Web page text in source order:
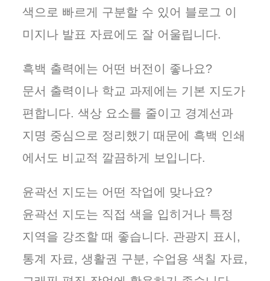
색으로 빠르게 구분할 수 있어 블로그 이
미지나 발표 자료에도 잘 어울립니다.
흑백 출력에는 어떤 버전이 좋나요?
문서 출력이나 학교 과제에는 기본 지도가
편합니다. 색상 요소를 줄이고 경계선과
지명 중심으로 정리했기 때문에 흑백 인쇄
에서도 비교적 깔끔하게 보입니다.
윤곽선 지도는 어떤 작업에 맞나요?
윤곽선 지도는 직접 색을 입히거나 특정
지역을 강조할 때 좋습니다. 관광지 표시,
통계 자료, 생활권 구분, 수업용 색칠 자료,